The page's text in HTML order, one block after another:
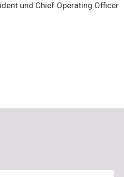
und Chief Operating Officer